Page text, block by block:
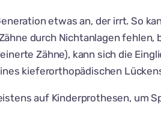
etwas an, der irrt. So
durch Nichtanlagen fehlen,
Zähne), kann sich die
kieferorthopädischen
auf Kinderprothesen, um